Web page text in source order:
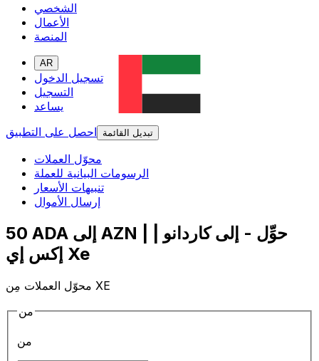
الشخصي
الأعمال
المنصة
AR
تسجيل الدخول
التسجيل
يساعد
احصل على التطبيق
تبديل القائمة
محوّل العملات
الرسومات البيانية للعملة
تنبيهات الأسعار
إرسال الأموال
50 ADA إلى AZN | حوِّل - إلى كاردانو |
إكس إي Xe
محوّل العملات مِن XE
من
من